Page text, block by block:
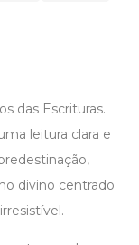
das Escrituras.
leitura clara e
divino centrado